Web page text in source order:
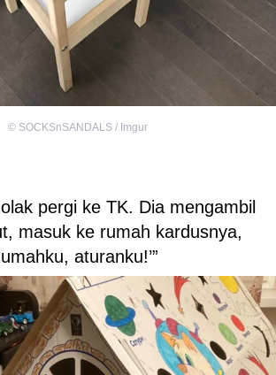
© SOCKSnSANDALS / Imgur
pergi ke TK. Dia mengambil
masuk ke rumah kardusnya,
aturanku!’”